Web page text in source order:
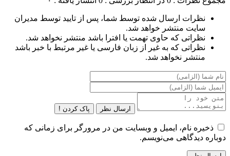
نظرات ارسال شده توسط شما، پس از تایید توسط مدیران
سایت منتشر خواهد شد.
نظراتی که حاوی تهمت یا افترا باشد منتشر نخواهد شد.
نظراتی که به غیر از زبان فارسی یا غیر مرتبط با خبر باشد
منتشر نخواهد شد.
ارسال نظر پاک کردن !
ذخیره نام، ایمیل و وبسایت من در مرورگر برای زمانی که
دوباره دیدگاهی می‌نویسم.